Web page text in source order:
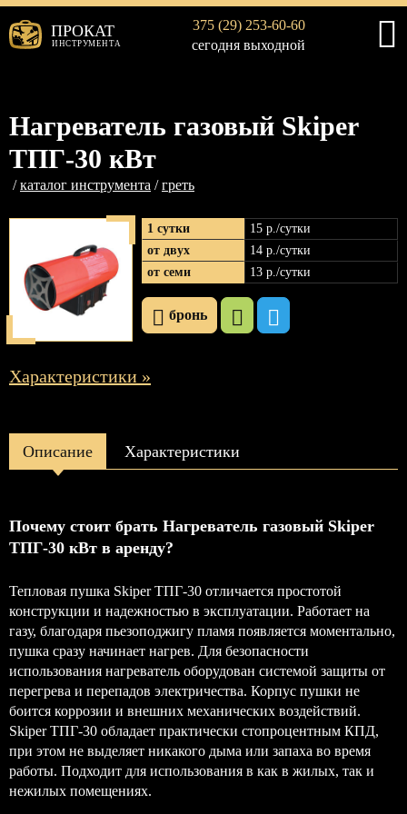
ПРОКАТ
ИНСТРУМЕНТА
375 (29) 253-60-60
сегодня выходной
Нагреватель газовый Skiper
ТПГ-30 кВт
каталог инструмента греть
1 сутки 15 р./сутки
от двух
14 р./сутки
от семи
13 р./сутки
бронь
Характеристики »
Описание Характеристики
Почему стоит брать Нагреватель газовый Skiper
ТПГ-30 кВт в аренду?
Тепловая пушка Skiper ТПГ-30 отличается простотой
конструкции и надежностью в эксплуатации. Работает на
газу, благодаря пьезоподжигу пламя появляется моментально,
пушка сразу начинает нагрев. Для безопасности
использования нагреватель оборудован системой защиты от
перегрева и перепадов электричества. Корпус пушки не
боится коррозии и внешних механических воздействий.
Skiper ТПГ-30 обладает практически стопроцентным КПД,
при этом не выделяет никакого дыма или запаха во время
работы. Подходит для использования в как в жилых, так и
нежилых помещениях.